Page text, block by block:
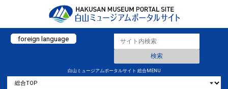
foreign language
白山ミュージアムポータルサイト 総合MENU